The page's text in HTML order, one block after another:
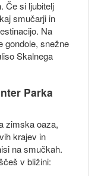
Če si ljubitelj
smučarji in
Na
gondole, snežne
Skalnega
Parka
zimska oaza,
krajev in
na smučkah.
v bližini: